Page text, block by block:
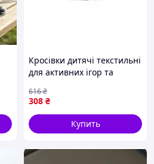
Кросівки дитячі текстильні
для активних ігор та
F6321-1
308 ₴
616₴
Купить